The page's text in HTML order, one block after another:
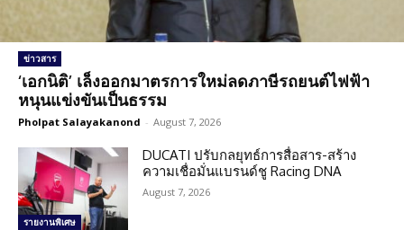
ข่าวสาร
‘เอกนิติ’ เล็งออกมาตรการใหม่ลดภาษีรถยนต์ไฟฟ้า
หนุนแข่งขันเป็นธรรม
Pholpat Salayakanond - August 7, 2026
รายงานพิเศษ
DUCATI ปรับกลยุทธ์การสื่อสาร-สร้าง
ความเชื่อมั่นแบรนด์ชู Racing DNA
August 7, 2026